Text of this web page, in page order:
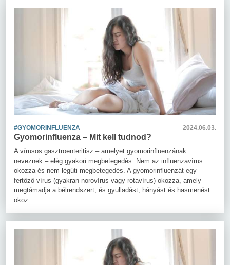
#GYOMORINFLUENZA 2024.06.03.
Gyomorinfluenza – Mit kell tudnod?
A vírusos gasztroenteritisz – amelyet gyomorinfluenzának
neveznek – elég gyakori megbetegedés. Nem az influenzavírus
okozza és nem légúti megbetegedés. A gyomorinfluenzát egy
fertőző vírus (gyakran norovírus vagy rotavírus) okozza, amely
megtámadja a bélrendszert, és gyulladást, hányást és hasmenést
okoz.